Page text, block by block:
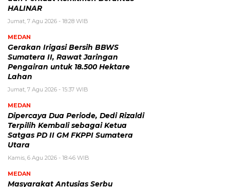
HALINAR
Jumat, 7 Agu 2026 - 18:28 WIB
MEDAN
Gerakan Irigasi Bersih BBWS
Sumatera II, Rawat Jaringan
Pengairan untuk 18.500 Hektare
Lahan
Jumat, 7 Agu 2026 - 15:37 WIB
MEDAN
Dipercaya Dua Periode, Dedi Rizaldi
Terpilih Kembali sebagai Ketua
Satgas PD II GM FKPPI Sumatera
Utara
Kamis, 6 Agu 2026 - 18:46 WIB
MEDAN
Masyarakat Antusias Serbu